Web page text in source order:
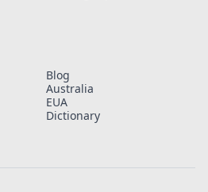
Blog
Australia
EUA
Dictionary